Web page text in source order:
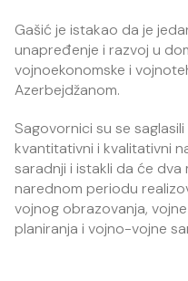
Gašić je istakao da je
unapređenje i razvoj u
vojnoekonomske i
Azerbejdžanom.
Sagovornici su se
kvantitativni i kvalitativni
saradnji i istakli da će dva
narednom periodu
vojnog obrazovanja,
planiranja i vojno-vojne